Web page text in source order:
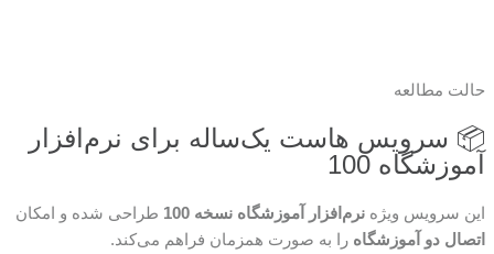
حالت مطالعه
📦 سرویس هاست یک‌ساله برای نرم‌افزار
آموزشگاه 100
این سرویس ویژه نرم‌افزار آموزشگاه نسخه 100
طراحی شده و امکان
اتصال دو آموزشگاه را به صورت همزمان فراهم می‌کند.